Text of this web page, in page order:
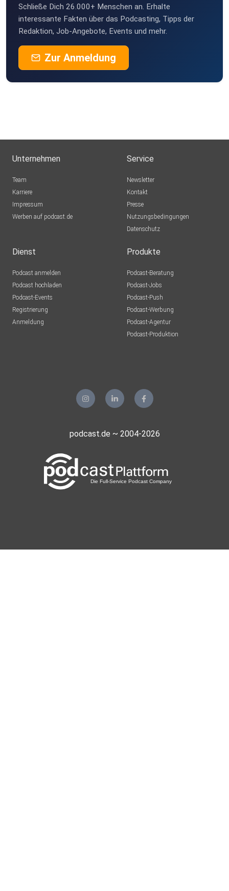
Schließe Dich 26.000+ Menschen an. Erhalte
interessante Fakten über das Podcasting, Tipps der
Redaktion, Job-Angebote, Events und mehr.
Zur Anmeldung
Unternehmen
Team
Karriere
Impressum
Werben auf podcast.de
Service
Newsletter
Kontakt
Presse
Nutzungsbedingungen
Datenschutz
Dienst
Podcast anmelden
Podcast hochladen
Podcast-Events
Registrierung
Anmeldung
Produkte
Podcast-Beratung
Podcast-Jobs
Podcast-Push
Podcast-Werbung
Podcast-Agentur
Podcast-Produktion
podcast.de ~ 2004-2026